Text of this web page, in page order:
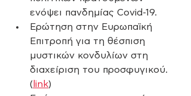
ενόψει πανδημίας Covid-19.
Ερώτηση στην Ευρωπαϊκή
Επιτροπή για τη θέσπιση
μυστικών κονδυλίων στη
διαχείριση του προσφυγικού.
( link)